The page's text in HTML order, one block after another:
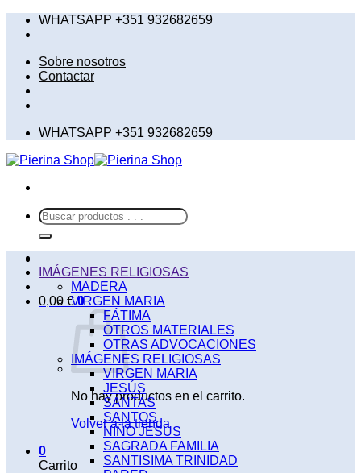
SaltarWHATSAPP +351 932682659
Sobre nosotros
Contactar
WHATSAPP +351 932682659
Buscar
por:
0,00 € 0
No hay productos en el carrito.
Volver a la tienda
0
Carrito
IMÁGENES RELIGIOSAS
MADERA
VIRGEN MARIA
FÁTIMA
OTROS MATERIALES
OTRAS ADVOCACIONES
IMÁGENES RELIGIOSAS
VIRGEN MARIA
JESÚS
SANTAS
SANTOS
NIÑO JESÚS
SAGRADA FAMILIA
SANTISIMA TRINIDAD